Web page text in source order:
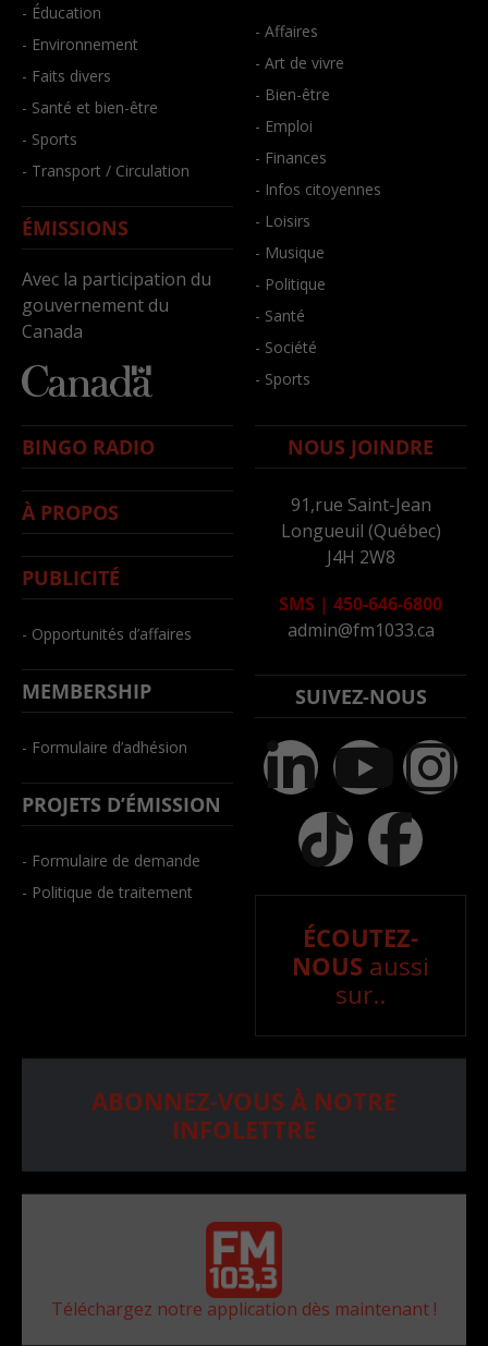
- Éducation
- Environnement
- Faits divers
- Santé et bien-être
- Sports
- Transport / Circulation
ÉMISSIONS
Avec la participation du
gouvernement du
Canada
- Affaires
- Art de vivre
- Bien-être
- Emploi
- Finances
- Infos citoyennes
- Loisirs
- Musique
- Politique
- Santé
- Société
- Sports
BINGO RADIO
À PROPOS
PUBLICITÉ
- Opportunités d’affaires
MEMBERSHIP
- Formulaire d’adhésion
PROJETS D’ÉMISSION
- Formulaire de demande
- Politique de traitement
NOUS JOINDRE
91,rue Saint-Jean
Longueuil (Québec)
J4H 2W8
SMS | 450-646-6800
admin@fm1033.ca
SUIVEZ-NOUS
ÉCOUTEZ-
NOUS aussi
sur..
ABONNEZ-VOUS À NOTRE
INFOLETTRE
Téléchargez notre application dès maintenant !